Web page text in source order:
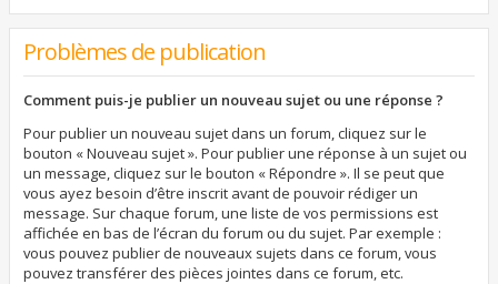
Problèmes de publication
Comment puis-je publier un nouveau sujet ou une réponse ?
Pour publier un nouveau sujet dans un forum, cliquez sur le
bouton « Nouveau sujet ». Pour publier une réponse à un sujet ou
un message, cliquez sur le bouton « Répondre ». Il se peut que
vous ayez besoin d’être inscrit avant de pouvoir rédiger un
message. Sur chaque forum, une liste de vos permissions est
affichée en bas de l’écran du forum ou du sujet. Par exemple :
vous pouvez publier de nouveaux sujets dans ce forum, vous
pouvez transférer des pièces jointes dans ce forum, etc.